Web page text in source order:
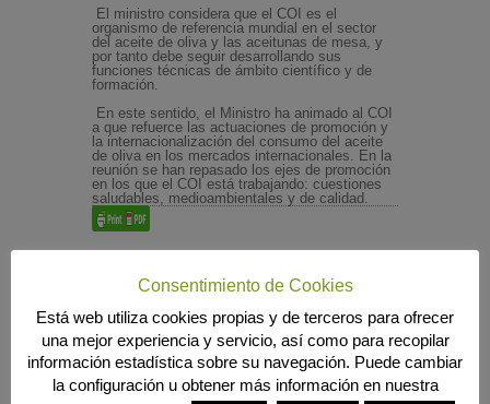
El ministro considera que el COI es el
organismo de referencia mundial en el sector
del aceite de oliva y las aceitunas de mesa, y
por tanto debe seguir desarrollando sus
funciones técnicas de ámbito científico y de
formación.
En este sentido, el Ministro ha animado al COI
a que refuerce las actuaciones de promoción y
la internacionalización del consumo del aceite
de oliva en los mercados internacionales. En la
reunión se han repasado los ejes de promoción
en los que el COI está trabajando: cuestiones
saludables, medioambientales y de calidad.
Búsqueda
MENÚ PRINCIPAL
Consentimiento de Cookies
Está web utiliza cookies propias y de terceros para ofrecer
una mejor experiencia y servicio, así como para recopilar
información estadística sobre su navegación. Puede cambiar
la configuración u obtener más información en nuestra